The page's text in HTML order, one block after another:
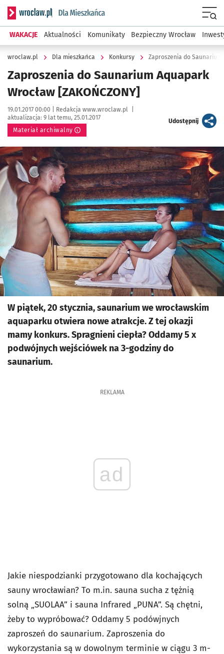
Serwis informacyjny wroclaw.pl podserwis: Dla mieszkańca
WAKACJE Aktualności Komunikaty Bezpieczny Wrocław
wroclaw.pl Dla mieszkańca Konkursy Zaproszenia do Saunarium
Zaproszenia do Saunarium Aquapark
Wrocław [ZAKOŃCZONY]
Data publikacji:
19.01.2017 00:00 | Autor:
Redakcja www.wroclaw.pl
aktualizacja: 9 lat temu, 25.01.2017
Materiał archiwalny
Udostępnijartykuł
Kliknij, aby powiększyć
W piątek, 20 stycznia, saunarium we wrocławskim
aquaparku otwiera nowe atrakcje. Z tej okazji
mamy konkurs. Spragnieni ciepła? Oddamy 5 x
podwójnych wejściówek na 3-godziny do
saunarium.
REKLAMA
ad
Jakie niespodzianki przygotowano dla kochających
sauny wrocławian? To m.in. sauna sucha z tężnią
solną „SUOLAA” i sauna Infrared „PUNA”. Są chętni,
żeby to wypróbować? Oddamy 5 podówjnych
zaproszeń do saunarium. Zaproszenia do
wykorzystania są w dowolnym terminie w ciągu 3 m-